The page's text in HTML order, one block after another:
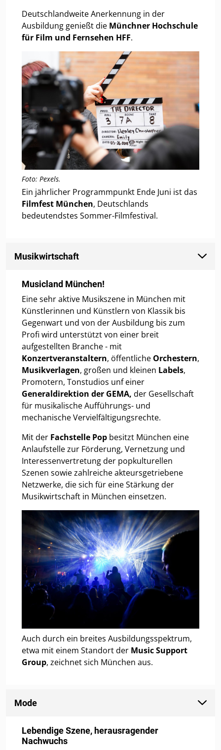
Deutschlandweite Anerkennung in der
Ausbildung genießt die Münchner Hochschule
für Film und Fernsehen HFF.
Foto: Pexels.
Ein jährlicher Programmpunkt Ende Juni ist das
Filmfest München, Deutschlands
bedeutendstes Sommer-Filmfestival.
Musikwirtschaft
Musicland München!
Eine sehr aktive Musikszene in München mit
Künstlerinnen und Künstlern von Klassik bis
Gegenwart und von der Ausbildung bis zum
Profi wird unterstützt von einer breit
aufgestellten Branche - mit
Konzertveranstaltern, öffentliche Orchestern,
Musikverlagen, großen und kleinen Labels,
Promotern, Tonstudios unf einer
Generaldirektion der GEMA, der Gesellschaft
für musikalische Aufführungs- und
mechanische Vervielfältigungsrechte.
Mit der Fachstelle Pop besitzt München eine
Anlaufstelle zur Förderung, Vernetzung und
Interessenvertretung der popkulturellen
Szenen sowie zahlreiche akteursgetriebene
Netzwerke, die sich für eine Stärkung der
Musikwirtschaft in München einsetzen.
Auch durch ein breites Ausbildungsspektrum,
etwa mit einem Standort der Music Support
Group, zeichnet sich München aus.
Mode
Lebendige Szene, herausragender
Nachwuchs